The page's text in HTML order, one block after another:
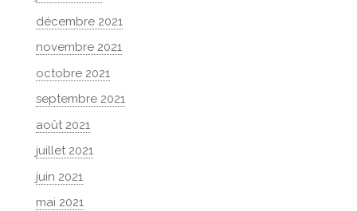
décembre 2021
novembre 2021
octobre 2021
septembre 2021
août 2021
juillet 2021
juin 2021
mai 2021